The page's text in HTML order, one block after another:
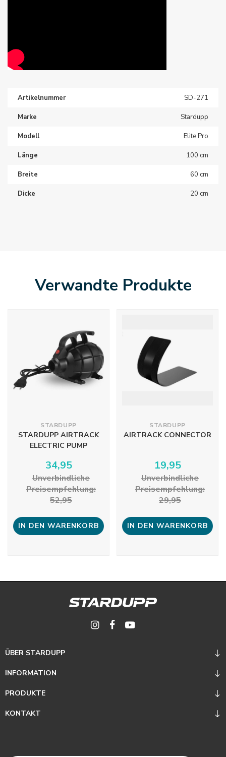
Artikelnummer SD-271
Marke Stardupp
Modell Elite Pro
Länge 100 cm
Breite 60 cm
Dicke 20 cm
Verwandte Produkte
STARDUPP
STARDUPP AIRTRACK
ELECTRIC PUMP
34,95
Unverbindliche
Preisempfehlung:
52,95
IN DEN WARENKORB
STARDUPP
AIRTRACK CONNECTOR
19,95
Unverbindliche
Preisempfehlung:
29,95
IN DEN WARENKORB
ÜBER STARDUPP
INFORMATION
PRODUKTE
KONTAKT